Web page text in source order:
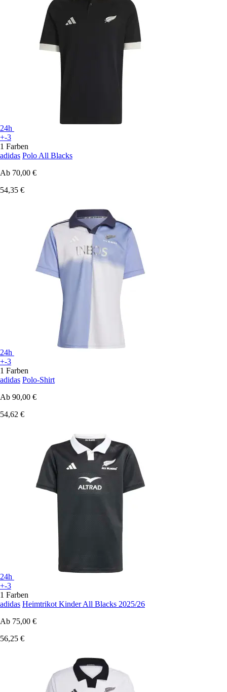
24h
+-3
1 Farben
adidas Polo All Blacks
Ab 70,00 €
54,35 €
24h
+-3
1 Farben
adidas Polo-Shirt
Ab 90,00 €
54,62 €
24h
+-3
1 Farben
adidas Heimtrikot Kinder All Blacks 2025/26
Ab 75,00 €
56,25 €